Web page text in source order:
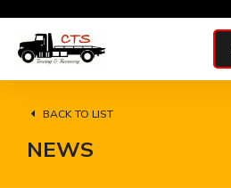
BACK TO LIST
NEWS